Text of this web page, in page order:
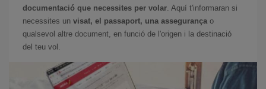
documentació que necessites per volar. Aquí t'informaran si
necessites un visat, el passaport, una assegurança o
qualsevol altre document, en funció de l'origen i la destinació
del teu vol.